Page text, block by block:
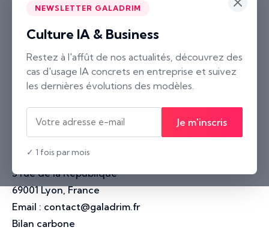
NEWSLETTER GALADRIM
Culture IA & Business
Restez à l'affût de nos actualités, découvrez des
cas d'usage IA concrets en entreprise et suivez
les dernières évolutions des modèles.
Je m'inscris
✓ 1 fois par mois
Paris
2 rue Neuve Saint-Pierre
75004 Paris, France
Nantes
10 rue Voltaire
44000 Nantes, France
Lyon
3 rue de la République
69001 Lyon, France
Email : contact@galadrim.fr
Bilan carbone